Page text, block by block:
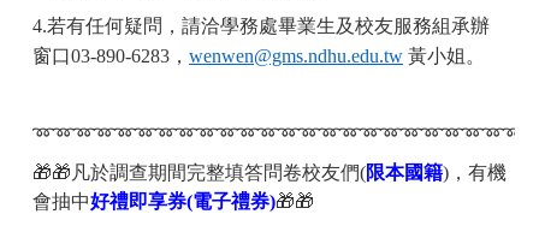
4.若有任何疑問，請洽學務處畢業生及校友服務組承辦
窗口03-890-6283， wenwen@gms.ndhu.edu.tw 黃小姐 。
🎁🎁凡於調查期間完整填答問卷校友們(限本國籍)，有機
會抽中好禮即享券(電子禮券)🎁🎁